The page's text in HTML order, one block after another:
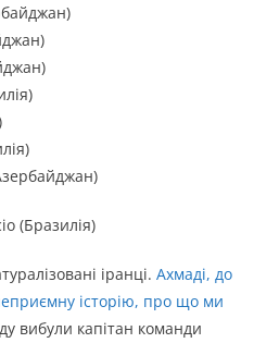
(Бразилія)
іранці. Ахмаді, до
історію, про що ми
вибули капітан команди